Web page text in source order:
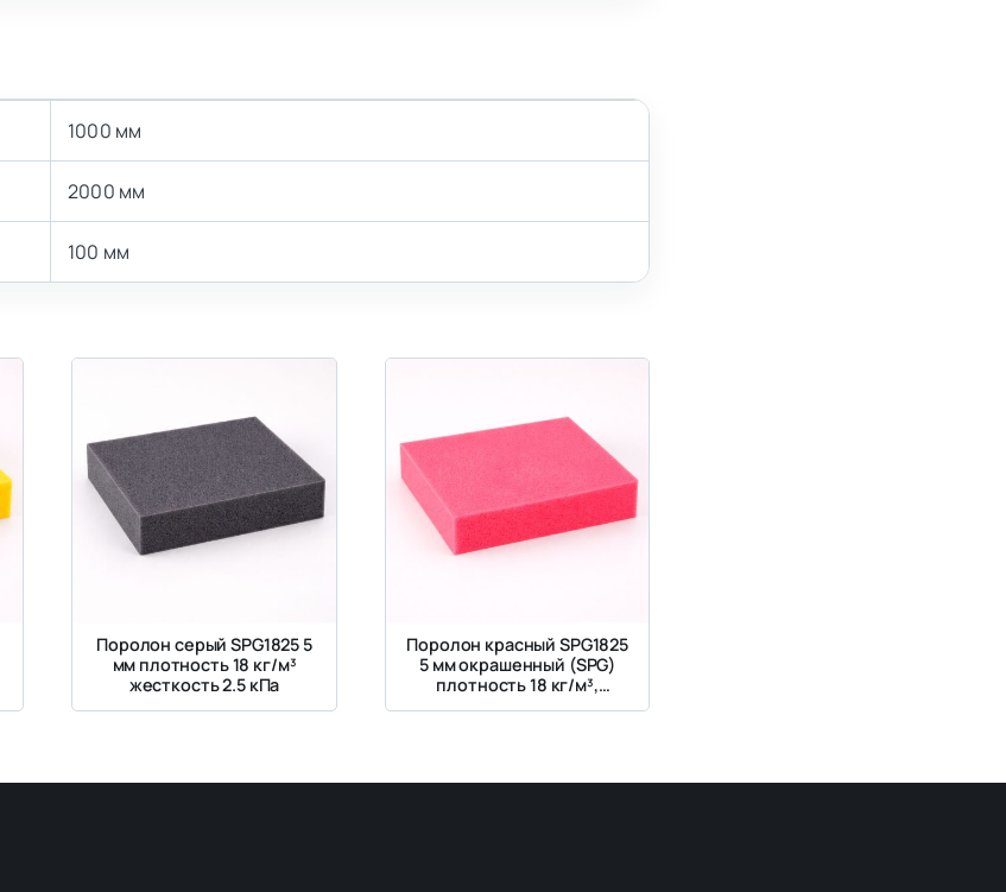
1000 мм
2000 мм
100 мм
Поролон серый SPG1825 5
мм плотность 18 кг/м³
жесткость 2.5 кПа
Поролон красный SPG1825
5 мм окрашенный (SPG)
плотность 18 кг/м³,